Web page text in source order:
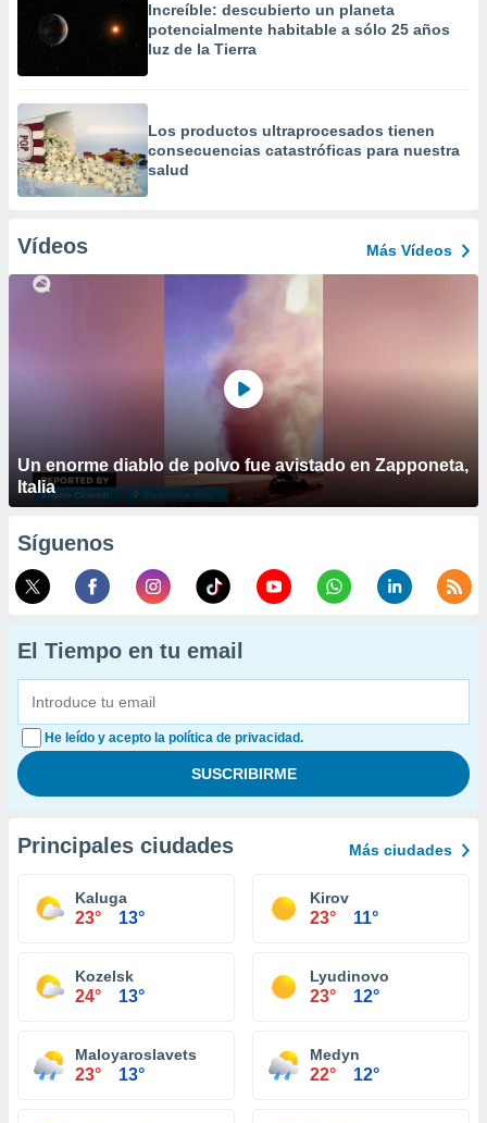
Increíble: descubierto un planeta
potencialmente habitable a sólo 25 años
luz de la Tierra
Los productos ultraprocesados ​​tienen
consecuencias catastróficas para nuestra
salud
Vídeos Más Vídeos
Un enorme diablo de polvo fue avistado en Zapponeta,
Italia
Síguenos
El Tiempo en tu email
He leído y acepto la política de privacidad.
Principales ciudades Más ciudades
Kaluga
23° 13°
Kirov
23° 11°
Kozelsk
24° 13°
Lyudinovo
23° 12°
Maloyaroslavets
23° 13°
Medyn
22° 12°